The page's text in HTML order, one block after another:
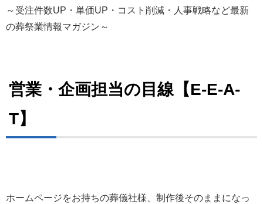
～受注件数UP・単価UP・コスト削減・人事戦略など最新
の葬祭業情報マガジン～
営業・企画担当の目線【E-E-A-
T】
ホームページをお持ちの葬儀社様、制作後そのままになっ